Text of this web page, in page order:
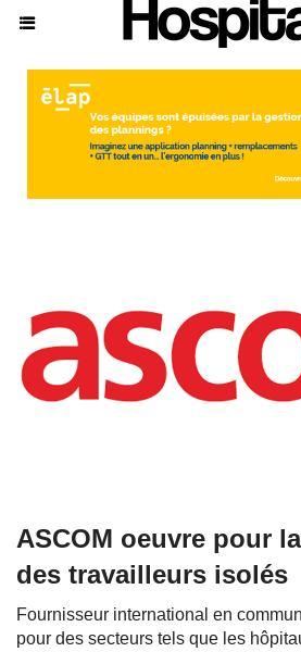
ASCOM oeuvre pour
des travailleurs isolés
Fournisseur international en
pour des secteurs tels que les